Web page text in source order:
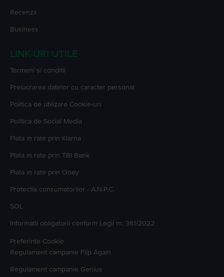
Recenzii
Business
LINK-URI UTILE
Termeni si conditii
Prelucrarea datelor cu caracter personal
Politica de utilizare Cookie-uri
Politica de Social Media
Plata in rate prin Klarna
Plata in rate prin TBI Bank
Plata in rate prin Oney
Protectia consumatorilor - A.N.P.C.
SOL
Informatii obligatorii conform Legii nr. 361/2022
Preferinte Cookie
Regulament campanie Flip Again
Regulament campanie Genius